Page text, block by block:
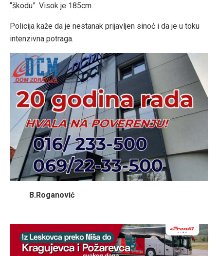
“škodu”. Visok je 185cm.
Policija kaže da je nestanak prijavljen sinoć i da je u toku
intenzivna potraga.
B.Roganović